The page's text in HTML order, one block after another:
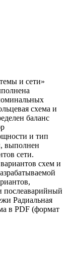
и сети»
схема и
баланс
и тип
выполнен
сети.
схем и
Радиальная
в PDF (формат